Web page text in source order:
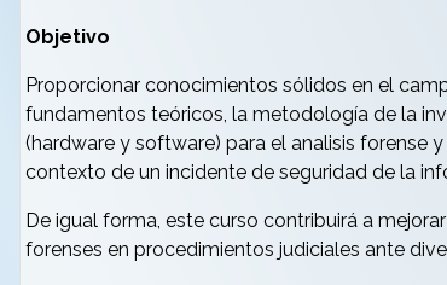
Objetivo
Proporcionar conocimientos sólidos en el
fundamentos teóricos, la metodología de la
(hardware y software) para el analisis forense
contexto de un incidente de seguridad de la
De igual forma, este curso contribuirá a
forenses en procedimientos judiciales ante